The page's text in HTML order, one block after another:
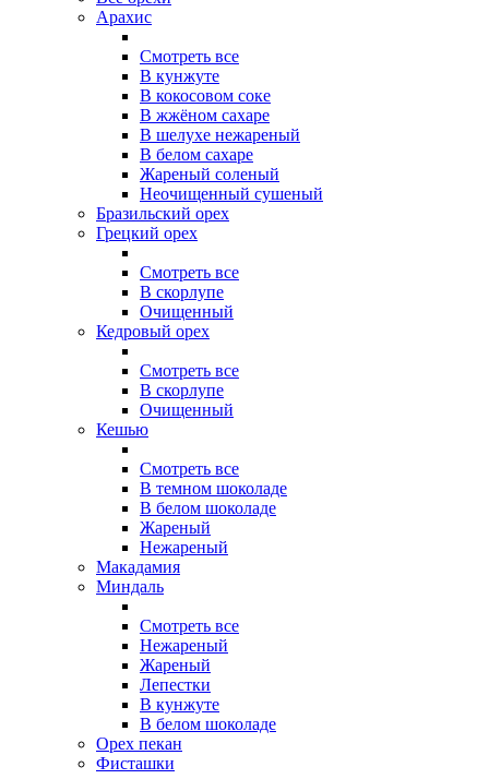
Арахис
Смотреть все
В кунжуте
В кокосовом соке
В жжёном сахаре
В шелухе нежареный
В белом сахаре
Жареный соленый
Неочищенный сушеный
Бразильский орех
Грецкий орех
Смотреть все
В скорлупе
Очищенный
Кедровый орех
Смотреть все
В скорлупе
Очищенный
Кешью
Смотреть все
В темном шоколаде
В белом шоколаде
Жареный
Нежареный
Макадамия
Миндаль
Смотреть все
Нежареный
Жареный
Лепестки
В кунжуте
В белом шоколаде
Орех пекан
Фисташки